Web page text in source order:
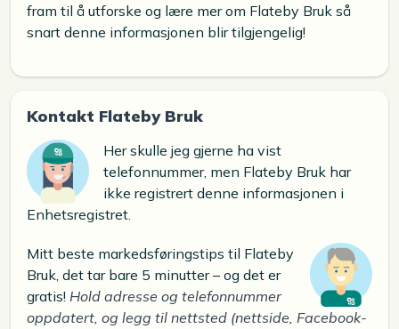
fram til å utforske og lære mer om Flateby Bruk så
snart denne informasjonen blir tilgjengelig!
Kontakt Flateby Bruk
Her skulle jeg gjerne ha vist
telefonnummer, men Flateby Bruk har
ikke registrert denne informasjonen i
Enhetsregistret.
Mitt beste markedsføringstips til Flateby
Bruk, det tar bare 5 minutter – og det er
gratis! Hold adresse og telefonnummer
oppdatert, og legg til nettsted (nettside, Facebook-